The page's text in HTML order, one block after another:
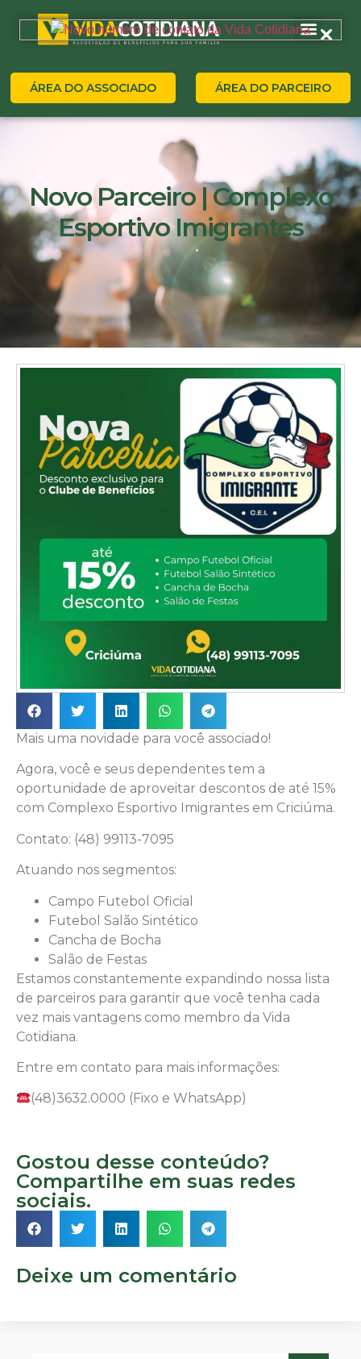
ÁREA DO ASSOCIADO ÁREA DO PARCEIRO
Novo Parceiro | Complexo
Esportivo Imigrantes
Mais uma novidade para você associado!
Agora, você e seus dependentes tem a
oportunidade de aproveitar descontos de até 15%
com Complexo Esportivo Imigrantes em Criciúma.
Contato: (48) 99113-7095
Atuando nos segmentos:
Campo Futebol Oficial
Futebol Salão Sintético
Cancha de Bocha
Salão de Festas
Estamos constantemente expandindo nossa lista
de parceiros para garantir que você tenha cada
vez mais vantagens como membro da Vida
Cotidiana.
Entre em contato para mais informações:
(48)3632.0000 (Fixo e WhatsApp)
Gostou desse conteúdo?
Compartilhe em suas redes
sociais.
Deixe um comentário